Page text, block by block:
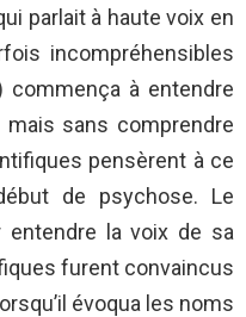
parlait à haute voix en
incompréhensibles
commença à entendre
sans comprendre
pensèrent à ce
de psychose. Le
entendre la voix de sa
furent convaincus
évoqua les noms